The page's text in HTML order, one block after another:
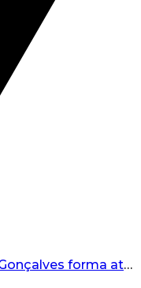
Escola do Juventude em Bento Gonçalves forma atletas da região...